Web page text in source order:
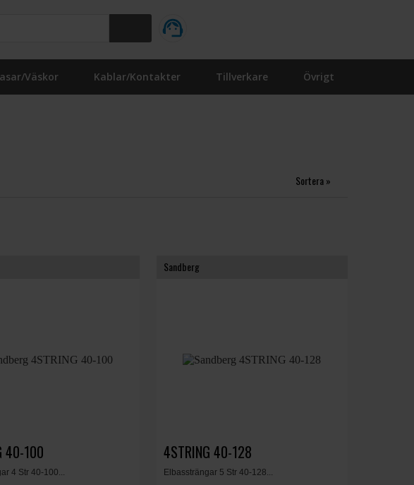
Väskor Kablar/Kontakter Tillverkare Övrigt
Sortera »
40-100
4 Str 40-100...
Sandberg
4STRING 40-128
Elbassträngar 5 Str 40-128...